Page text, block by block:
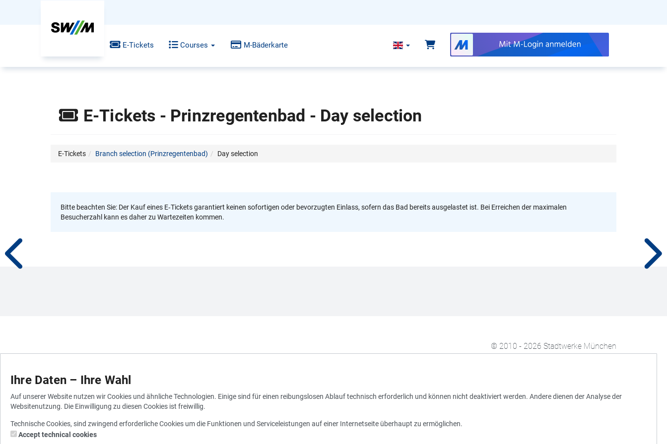
E-Tickets Courses M-Bäderkarte
E-Tickets - Prinzregentenbad - Day selection
E-Tickets Branch selection (Prinzregentenbad) Day selection
Bitte beachten Sie: Der Kauf eines E‑Tickets garantiert keinen sofortigen oder bevorzugten Einlass, sofern das Bad bereits ausgelastet ist. Bei Erreichen der maximalen
Besucherzahl kann es daher zu Wartezeiten kommen.
© 2010 - 2026 Stadtwerke München
Ihre Daten – Ihre Wahl
Auf unserer Website nutzen wir Cookies und ähnliche Technologien. Einige sind für einen reibungslosen Ablauf technisch erforderlich und können nicht deaktiviert werden. Andere dienen der Analyse der
Websitenutzung. Die Einwilligung zu diesen Cookies ist freiwillig.
Technische Cookies, sind zwingend erforderliche Cookies um die Funktionen und Serviceleistungen auf einer Internetseite überhaupt zu ermöglichen.
Accept technical cookies